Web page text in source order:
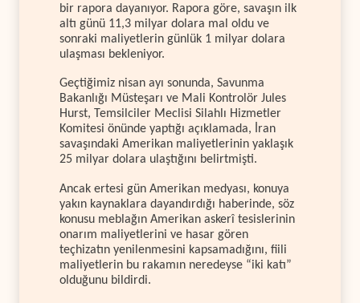
bir rapora dayanıyor. Rapora göre, savaşın ilk
altı günü 11,3 milyar dolara mal oldu ve
sonraki maliyetlerin günlük 1 milyar dolara
ulaşması bekleniyor.
Geçtiğimiz nisan ayı sonunda, Savunma
Bakanlığı Müsteşarı ve Mali Kontrolör Jules
Hurst, Temsilciler Meclisi Silahlı Hizmetler
Komitesi önünde yaptığı açıklamada, İran
savaşındaki Amerikan maliyetlerinin yaklaşık
25 milyar dolara ulaştığını belirtmişti.
Ancak ertesi gün Amerikan medyası, konuya
yakın kaynaklara dayandırdığı haberinde, söz
konusu meblağın Amerikan askerî tesislerinin
onarım maliyetlerini ve hasar gören
teçhizatın yenilenmesini kapsamadığını, fiili
maliyetlerin bu rakamın neredeyse “iki katı”
olduğunu bildirdi.